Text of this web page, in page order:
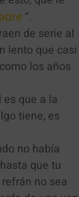
“.
de serie al
lento que casi
los años
que a la
tiene, es
no había
que tu
no sea